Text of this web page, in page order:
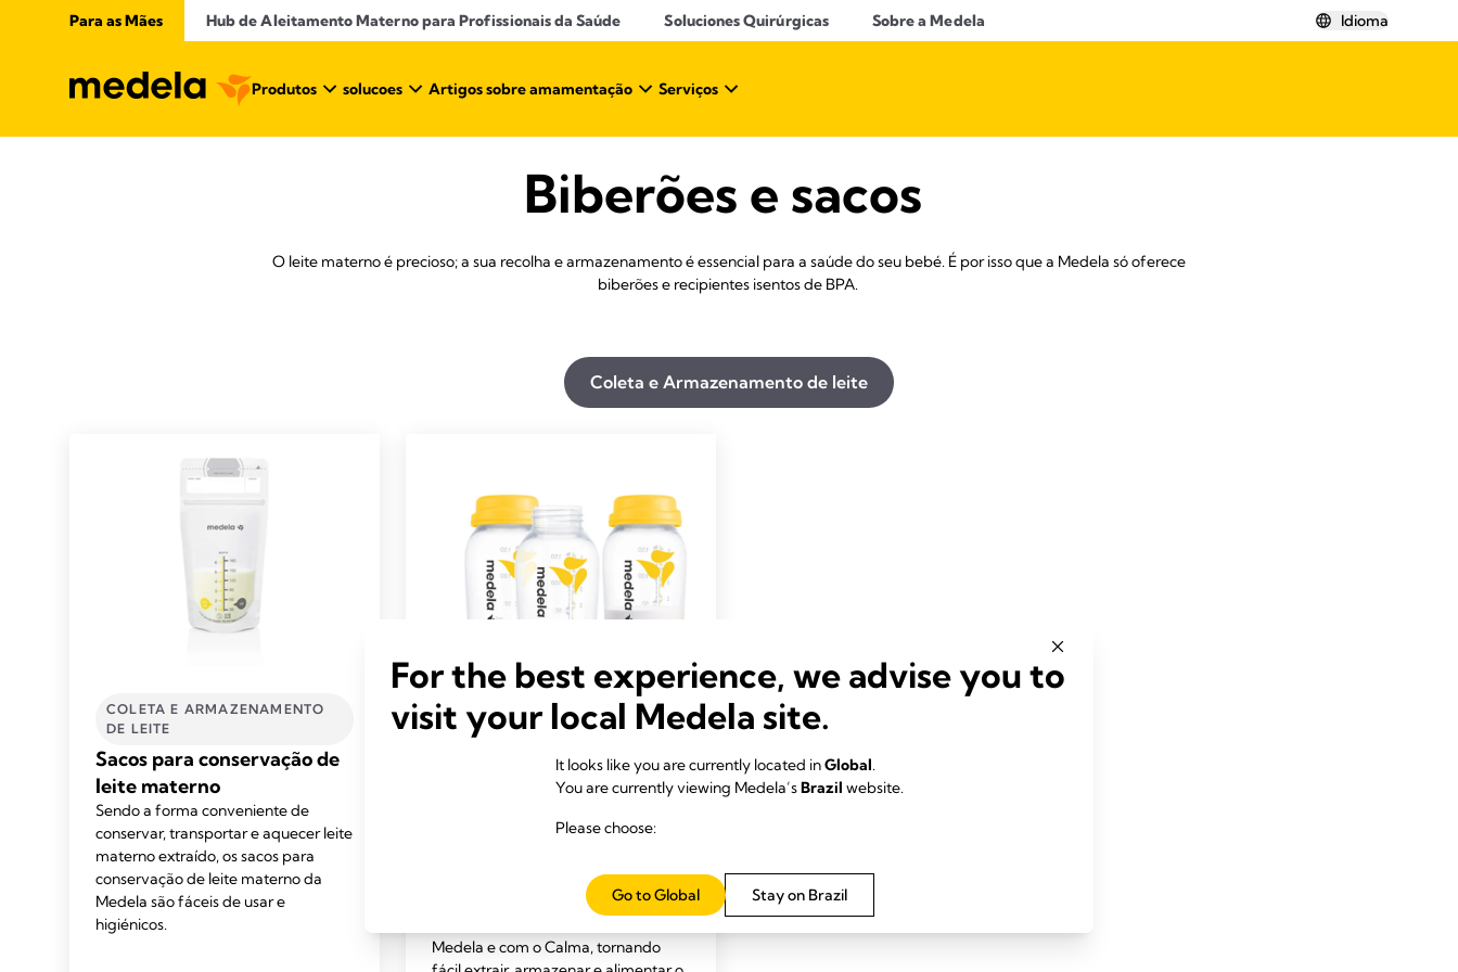
Para as Mães Hub de Aleitamento Materno para Profissionais da Saúde​ Soluciones Quirúrgicas Sobre a Medela Idioma
Produtos solucoes Artigos sobre amamentação​ Serviços
Biberões e sacos
O leite materno é precioso; a sua recolha e armazenamento é essencial para a saúde do seu bebé. É por isso que a Medela só oferece
biberões e recipientes isentos de BPA.
Coleta e Armazenamento de leite
COLETA E ARMAZENAMENTO
DE LEITE
Sacos para conservação de
leite materno
Sendo a forma conveniente de
conservar, transportar e aquecer leite
materno extraído, os sacos para
conservação de leite materno da
Medela são fáceis de usar e
higiénicos.
COLETA E ARMAZENAMENTO
DE LEITE
Armazenamento de leite
Medela são o complemento ideal
amamentação. Os frascos para leite
materno da Medela são compatíveis
Medela e com o Calma, tornando
For the best experience, we advise you to
visit your local Medela site.
It looks like you are currently located inGlobal.
You are currently viewing Medela’sBrazil website.
Please choose:
Stay on Brazil
Go to Global